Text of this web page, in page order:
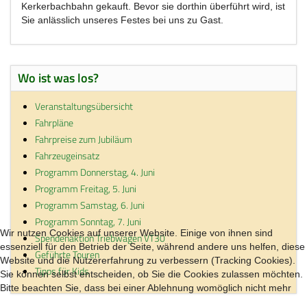
Kerkerbachbahn gekauft. Bevor sie dorthin überführt wird, ist
Sie anlässlich unseres Festes bei uns zu Gast.
Wo ist was los?
Veranstaltungsübersicht
Fahrpläne
Fahrpreise zum Jubiläum
Fahrzeugeinsatz
Programm Donnerstag, 4. Juni
Programm Freitag, 5. Juni
Programm Samstag, 6. Juni
Programm Sonntag, 7. Juni
Spendenaktion Triebwagen VT30
Geführte Touren
Tipps für Kids
Wir nutzen Cookies auf unserer Website. Einige von ihnen sind
essenziell für den Betrieb der Seite, während andere uns helfen, diese
Website und die Nutzererfahrung zu verbessern (Tracking Cookies).
Sie können selbst entscheiden, ob Sie die Cookies zulassen möchten.
Bitte beachten Sie, dass bei einer Ablehnung womöglich nicht mehr